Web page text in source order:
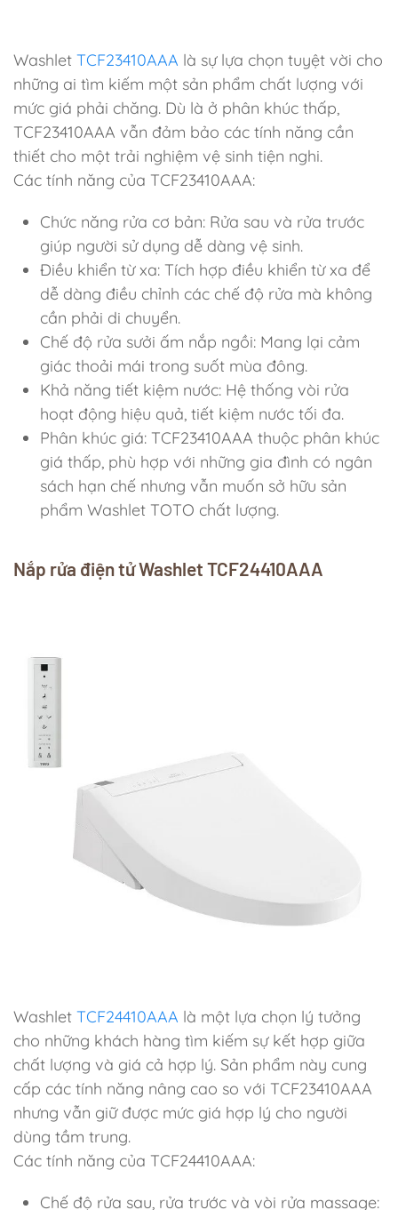
Washlet TCF23410AAA là sự lựa chọn tuyệt vời cho
những ai tìm kiếm một sản phẩm chất lượng với
mức giá phải chăng. Dù là ở phân khúc thấp,
TCF23410AAA vẫn đảm bảo các tính năng cần
thiết cho một trải nghiệm vệ sinh tiện nghi.
Các tính năng của TCF23410AAA:
Chức năng rửa cơ bản: Rửa sau và rửa trước
giúp người sử dụng dễ dàng vệ sinh.
Điều khiển từ xa: Tích hợp điều khiển từ xa để
dễ dàng điều chỉnh các chế độ rửa mà không
cần phải di chuyển.
Chế độ rửa sưởi ấm nắp ngồi: Mang lại cảm
giác thoải mái trong suốt mùa đông.
Khả năng tiết kiệm nước: Hệ thống vòi rửa
hoạt động hiệu quả, tiết kiệm nước tối đa.
Phân khúc giá: TCF23410AAA thuộc phân khúc
giá thấp, phù hợp với những gia đình có ngân
sách hạn chế nhưng vẫn muốn sở hữu sản
phẩm Washlet TOTO chất lượng.
Nắp rửa điện tử Washlet TCF24410AAA
Washlet TCF24410AAA là một lựa chọn lý tưởng
cho những khách hàng tìm kiếm sự kết hợp giữa
chất lượng và giá cả hợp lý. Sản phẩm này cung
cấp các tính năng nâng cao so với TCF23410AAA
nhưng vẫn giữ được mức giá hợp lý cho người
dùng tầm trung.
Các tính năng của TCF24410AAA:
Chế độ rửa sau, rửa trước và vòi rửa massage: